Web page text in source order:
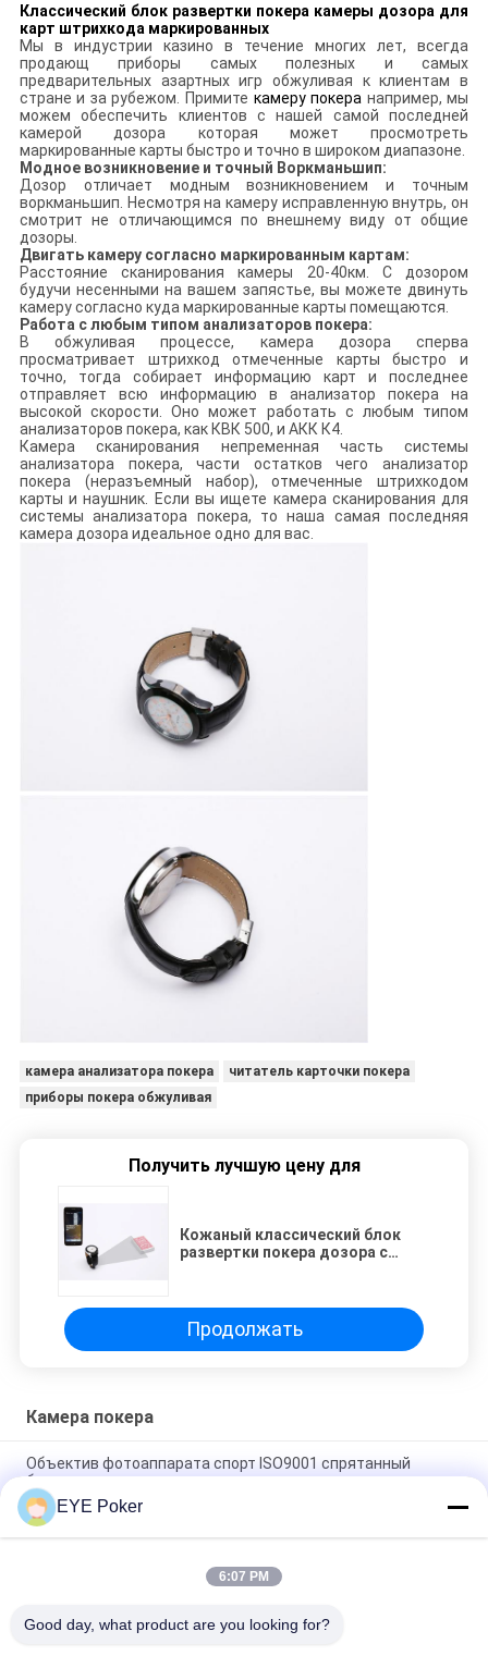
Классический блок развертки покера камеры дозора для
карт штрихкода маркированных
Мы в индустрии казино в течение многих лет, всегда
продающ приборы самых полезных и самых
предварительных азартных игр обжуливая к клиентам в
стране и за рубежом. Примите камеру покера например, мы
можем обеспечить клиентов с нашей самой последней
камерой дозора которая может просмотреть
маркированные карты быстро и точно в широком диапазоне.
Модное возникновение и точный Воркманьшип:
Дозор отличает модным возникновением и точным
воркманьшип. Несмотря на камеру исправленную внутрь, он
смотрит не отличающимся по внешнему виду от общие
дозоры.
Двигать камеру согласно маркированным картам:
Расстояние сканирования камеры 20-40км. С дозором
будучи несенными на вашем запястье, вы можете двинуть
камеру согласно куда маркированные карты помещаются.
Работа с любым типом анализаторов покера:
В обжуливая процессе, камера дозора сперва
просматривает штрихкод отмеченные карты быстро и
точно, тогда собирает информацию карт и последнее
отправляет всю информацию в анализатор покера на
высокой скорости. Оно может работать с любым типом
анализаторов покера, как КВК 500, и АКК К4.
Камера сканирования непременная часть системы
анализатора покера, части остатков чего анализатор
покера (неразъемный набор), отмеченные штрихкодом
карты и наушник. Если вы ищете камера сканирования для
системы анализатора покера, то наша самая последняя
камера дозора идеальное одно для вас.
камера анализатора покера
читатель карточки покера
приборы покера обжуливая
Получить лучшую цену для
Кожаный классический блок
развертки покера дозора с
Продолжать
Камера покера
Объектив фотоаппарата спорт ISO9001 спрятанный
браслетом для анализатора покера вниз
Камера покера банка силы приборов покера Akk CVK
обжуливая портативным спрятанная заряжателем
Сканирование покера шпиона ключа автомобиля Тойота
EYE Poker
6:07 PM
Good day, what product are you looking for?